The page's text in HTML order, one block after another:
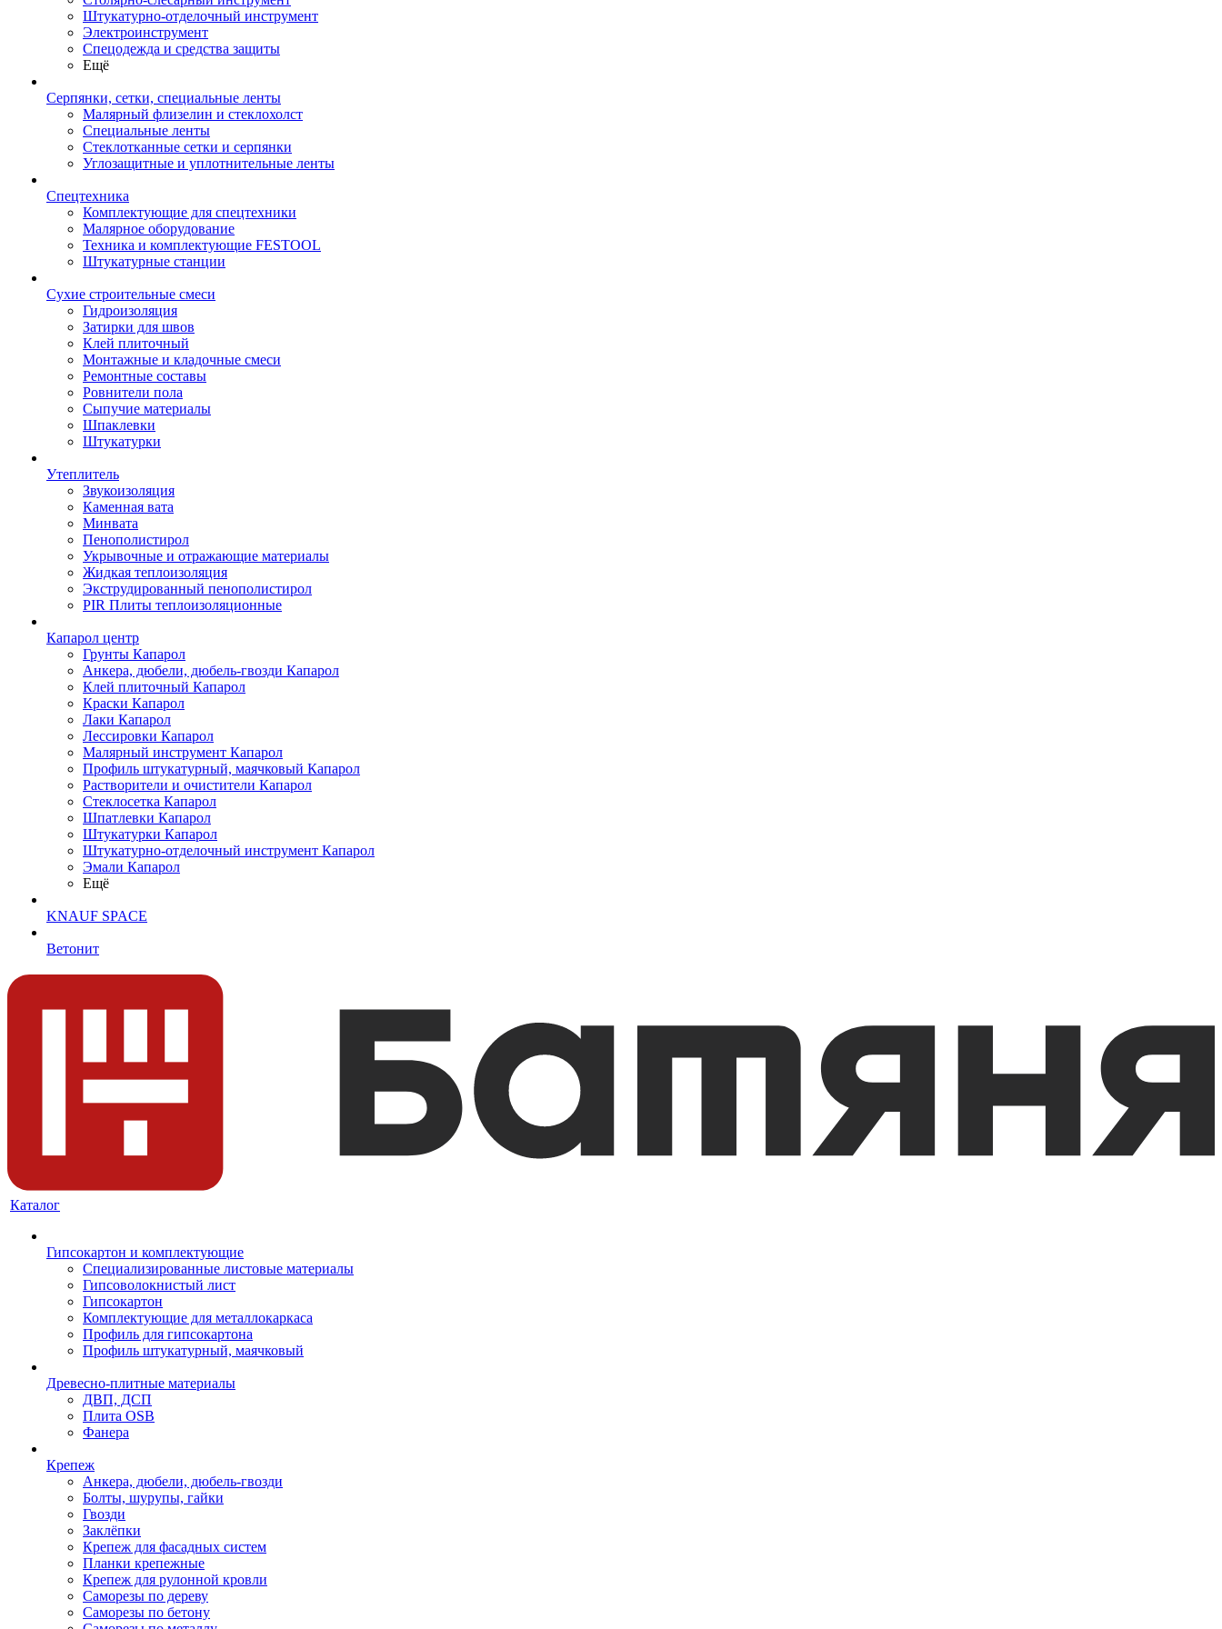
Штукатурно-отделочный инструмент
Электроинструмент
Спецодежда и средства защиты
Ещё
Серпянки, сетки, специальные ленты
Малярный флизелин и стеклохолст
Специальные ленты
Стеклотканные сетки и серпянки
Углозащитные и уплотнительные ленты
Спецтехника
Комплектующие для спецтехники
Малярное оборудование
Техника и комплектующие FESTOOL
Штукатурные станции
Сухие строительные смеси
Гидроизоляция
Затирки для швов
Клей плиточный
Монтажные и кладочные смеси
Ремонтные составы
Ровнители пола
Сыпучие материалы
Шпаклевки
Штукатурки
Утеплитель
Звукоизоляция
Каменная вата
Минвата
Пенополистирол
Укрывочные и отражающие материалы
Жидкая теплоизоляция
Экструдированный пенополистирол
PIR Плиты теплоизоляционные
Капарол центр
Грунты Капарол
Анкера, дюбели, дюбель-гвозди Капарол
Клей плиточный Капарол
Краски Капарол
Лаки Капарол
Лессировки Капарол
Малярный инструмент Капарол
Профиль штукатурный, маячковый Капарол
Растворители и очистители Капарол
Cтеклосетка Капарол
Шпатлевки Капарол
Штукатурки Капарол
Штукатурно-отделочный инструмент Капарол
Эмали Капарол
Ещё
KNAUF SPACE
Ветонит
Каталог
Гипсокартон и комплектующие
Специализированные листовые материалы
Гипсоволокнистый лист
Гипсокартон
Комплектующие для металлокаркаса
Профиль для гипсокартона
Профиль штукатурный, маячковый
Древесно-плитные материалы
ДВП, ДСП
Плита OSB
Фанера
Крепеж
Анкера, дюбели, дюбель-гвозди
Болты, шурупы, гайки
Гвозди
Заклёпки
Крепеж для фасадных систем
Планки крепежные
Крепеж для рулонной кровли
Саморезы по дереву
Саморезы по бетону